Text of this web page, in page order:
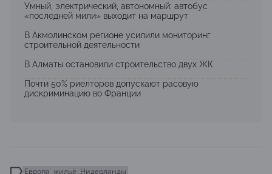
Умный, электрический, автономный: автобус
«последней мили» выходит на маршрут
В Акмолинском регионе усилили мониторинг
строительной деятельности
В Алматы остановили строительство двух ЖК
Почти 50% риелторов допускают расовую
дискриминацию во Франции
Европа жильё Нидерланды